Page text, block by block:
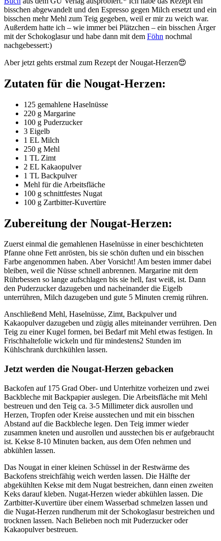
bisschen abgewandelt und den Espresso gegen Milch ersetzt und ein
bisschen mehr Mehl zum Teig gegeben, weil er mir zu weich war.
Außerdem hatte ich – wie immer bei Plätzchen – ein bisschen Ärger
mit der Schokoglasur und habe dann mit dem Föhn nochmal
nachgebessert:)
Aber jetzt gehts erstmal zum Rezept der Nougat-Herzen😍
Zutaten für die Nougat-Herzen:
125 gemahlene Haselnüsse
220 g Margarine
100 g Puderzucker
3 Eigelb
1 EL Milch
250 g Mehl
1 TL Zimt
2 EL Kakaopulver
1 TL Backpulver
Mehl für die Arbeitsfläche
100 g schnittfestes Nugat
100 g Zartbitter-Kuvertüre
Zubereitung der Nougat-Herzen:
Zuerst einmal die gemahlenen Haselnüsse in einer beschichteten
Pfanne ohne Fett anrösten, bis sie schön duften und ein bisschen
Farbe angenommen haben. Aber Vorsicht! Am besten immer dabei
bleiben, weil die Nüsse schnell anbrennen. Margarine mit dem
Rührbessen so lange aufschlagen bis sie hell, fast weiß, ist. Dann
den Puderzucker dazugeben und nacheinander die Eigelb
unterrühren, Milch dazugeben und gute 5 Minuten cremig rühren.
Anschließend Mehl, Haselnüsse, Zimt, Backpulver und
Kakaopulver dazugeben und zügig alles miteinander verrühren. Den
Teig zu einer Kugel formen, bei Bedarf mit Mehl etwas festigen. In
Frischhaltefolie wickeln und für mindestens2 Stunden im
Kühlschrank durchkühlen lassen.
Jetzt werden die Nougat-Herzen gebacken
Backofen auf 175 Grad Ober- und Unterhitze vorheizen und zwei
Backbleche mit Backpapier auslegen. Die Arbeitsfläche mit Mehl
bestreuen und den Teig ca. 3-5 Millimeter dick ausrollen und
Herzen, Tropfen oder Kreise ausstechen und mit ein bisschen
Abstand auf die Backbleche legen. Den Teig immer wieder
zusammen kneten und ausrollen und ausstechen bis er aufgebraucht
ist. Kekse 8-10 Minuten backen, aus dem Ofen nehmen und
abkühlen lassen.
Das Nougat in einer kleinen Schüssel in der Restwärme des
Backofens streichfähig weich werden lassen. Die Hälfte der
abgekühlten Kekse mit dem Nugat bestreichen, dann einen zweiten
Keks darauf kleben. Nugat-Herzen wieder abkühlen lassen. Die
Zartbitter-Kuvertüre über einem Wasserbad schmelzen lassen und
die Nugat-Herzen rundherum mit der Schokoglasur bestreichen und
trocknen lassen. Nach Belieben noch mit Puderzucker oder
Kakaopulver bestreuen.